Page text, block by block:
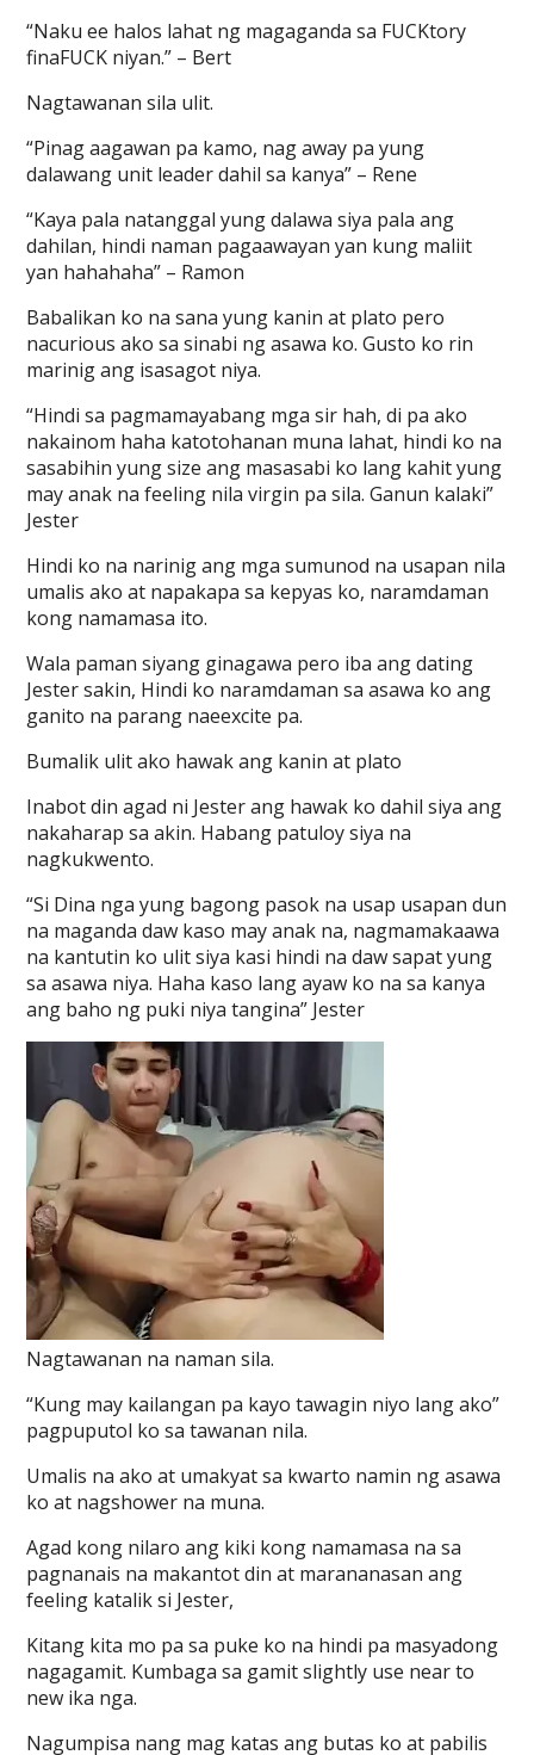
“Naku ee halos lahat ng magaganda sa FUCKtory
finaFUCK niyan.” – Bert
Nagtawanan sila ulit.
“Pinag aagawan pa kamo, nag away pa yung
dalawang unit leader dahil sa kanya” – Rene
“Kaya pala natanggal yung dalawa siya pala ang
dahilan, hindi naman pagaawayan yan kung maliit
yan hahahaha” – Ramon
Babalikan ko na sana yung kanin at plato pero
nacurious ako sa sinabi ng asawa ko. Gusto ko rin
marinig ang isasagot niya.
“Hindi sa pagmamayabang mga sir hah, di pa ako
nakainom haha katotohanan muna lahat, hindi ko na
sasabihin yung size ang masasabi ko lang kahit yung
may anak na feeling nila virgin pa sila. Ganun kalaki”
Jester
Hindi ko na narinig ang mga sumunod na usapan nila
umalis ako at napakapa sa kepyas ko, naramdaman
kong namamasa ito.
Wala paman siyang ginagawa pero iba ang dating
Jester sakin, Hindi ko naramdaman sa asawa ko ang
ganito na parang naeexcite pa.
Bumalik ulit ako hawak ang kanin at plato
Inabot din agad ni Jester ang hawak ko dahil siya ang
nakaharap sa akin. Habang patuloy siya na
nagkukwento.
“Si Dina nga yung bagong pasok na usap usapan dun
na maganda daw kaso may anak na, nagmamakaawa
na kantutin ko ulit siya kasi hindi na daw sapat yung
sa asawa niya. Haha kaso lang ayaw ko na sa kanya
ang baho ng puki niya tangina” Jester
Nagtawanan na naman sila.
“Kung may kailangan pa kayo tawagin niyo lang ako”
pagpuputol ko sa tawanan nila.
Umalis na ako at umakyat sa kwarto namin ng asawa
ko at nagshower na muna.
Agad kong nilaro ang kiki kong namamasa na sa
pagnanais na makantot din at marananasan ang
feeling katalik si Jester,
Kitang kita mo pa sa puke ko na hindi pa masyadong
nagagamit. Kumbaga sa gamit slightly use near to
new ika nga.
Nagumpisa nang mag katas ang butas ko at pabilis